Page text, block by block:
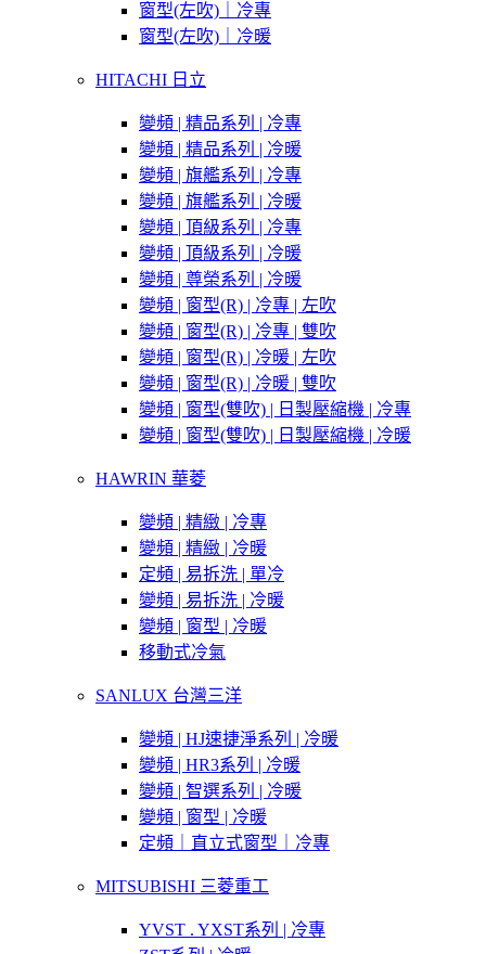
窗型(左吹)｜冷專
窗型(左吹)｜冷暖
HITACHI 日立
變頻 | 精品系列 | 冷專
變頻 | 精品系列 | 冷暖
變頻 | 旗艦系列 | 冷專
變頻 | 旗艦系列 | 冷暖
變頻 | 頂級系列 | 冷專
變頻 | 頂級系列 | 冷暖
變頻 | 尊榮系列 | 冷暖
變頻 | 窗型(R) | 冷專 | 左吹
變頻 | 窗型(R) | 冷專 | 雙吹
變頻 | 窗型(R) | 冷暖 | 左吹
變頻 | 窗型(R) | 冷暖 | 雙吹
變頻 | 窗型(雙吹) | 日製壓縮機 | 冷專
變頻 | 窗型(雙吹) | 日製壓縮機 | 冷暖
HAWRIN 華菱
變頻 | 精緻 | 冷專
變頻 | 精緻 | 冷暖
定頻 | 易拆洗 | 單冷
變頻 | 易拆洗 | 冷暖
變頻 | 窗型 | 冷暖
移動式冷氣
SANLUX 台灣三洋
變頻 | HJ速捷淨系列 | 冷暖
變頻 | HR3系列 | 冷暖
變頻 | 智選系列 | 冷暖
變頻 | 窗型 | 冷暖
定頻｜直立式窗型｜冷專
MITSUBISHI 三菱重工
YVST . YXST系列 | 冷專